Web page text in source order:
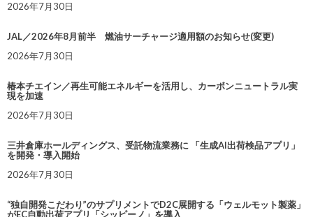
2026年7月30日
JAL／2026年8月前半 燃油サーチャージ適用額のお知らせ(変更)
2026年7月30日
椿本チエイン／再生可能エネルギーを活用し、カーボンニュートラル実
現を加速
2026年7月30日
三井倉庫ホールディングス、受託物流業務に 「生成AI出荷検品アプリ」
を開発・導入開始
2026年7月30日
“独自開発こだわり”のサプリメントでD2C展開する「ウェルモット製薬」
がEC自動出荷アプリ「シッピーノ」を導入